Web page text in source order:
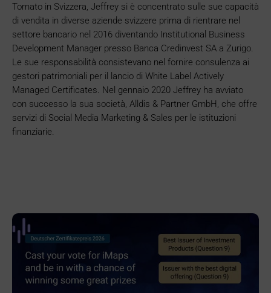
Tornato in Svizzera, Jeffrey si è concentrato sulle sue capacità
di vendita in diverse aziende svizzere prima di rientrare nel
settore bancario nel 2016 diventando Institutional Business
Development Manager presso Banca Credinvest SA a Zurigo.
Le sue responsabilità consistevano nel fornire consulenza ai
gestori patrimoniali per il lancio di White Label Actively
Managed Certificates. Nel gennaio 2020 Jeffrey ha avviato
con successo la sua società, Alldis & Partner GmbH, che offre
servizi di Social Media Marketing & Sales per le istituzioni
finanziarie.